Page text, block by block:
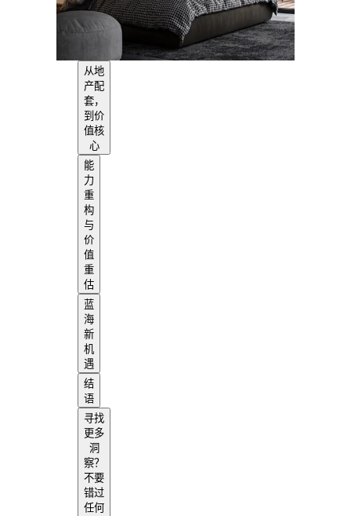
从地
产配
套，
到价
值核
心
能
力
重
构
与
价
值
重
估
蓝
海
新
机
遇
结
语
寻找
更多
洞
察？
不要
错过
任何